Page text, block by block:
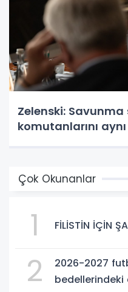
Zelenski:
komutanlarını
Çok Okunanlar
1 FİLİSTİN İÇİN
2
2026-2027
bedellerindeki